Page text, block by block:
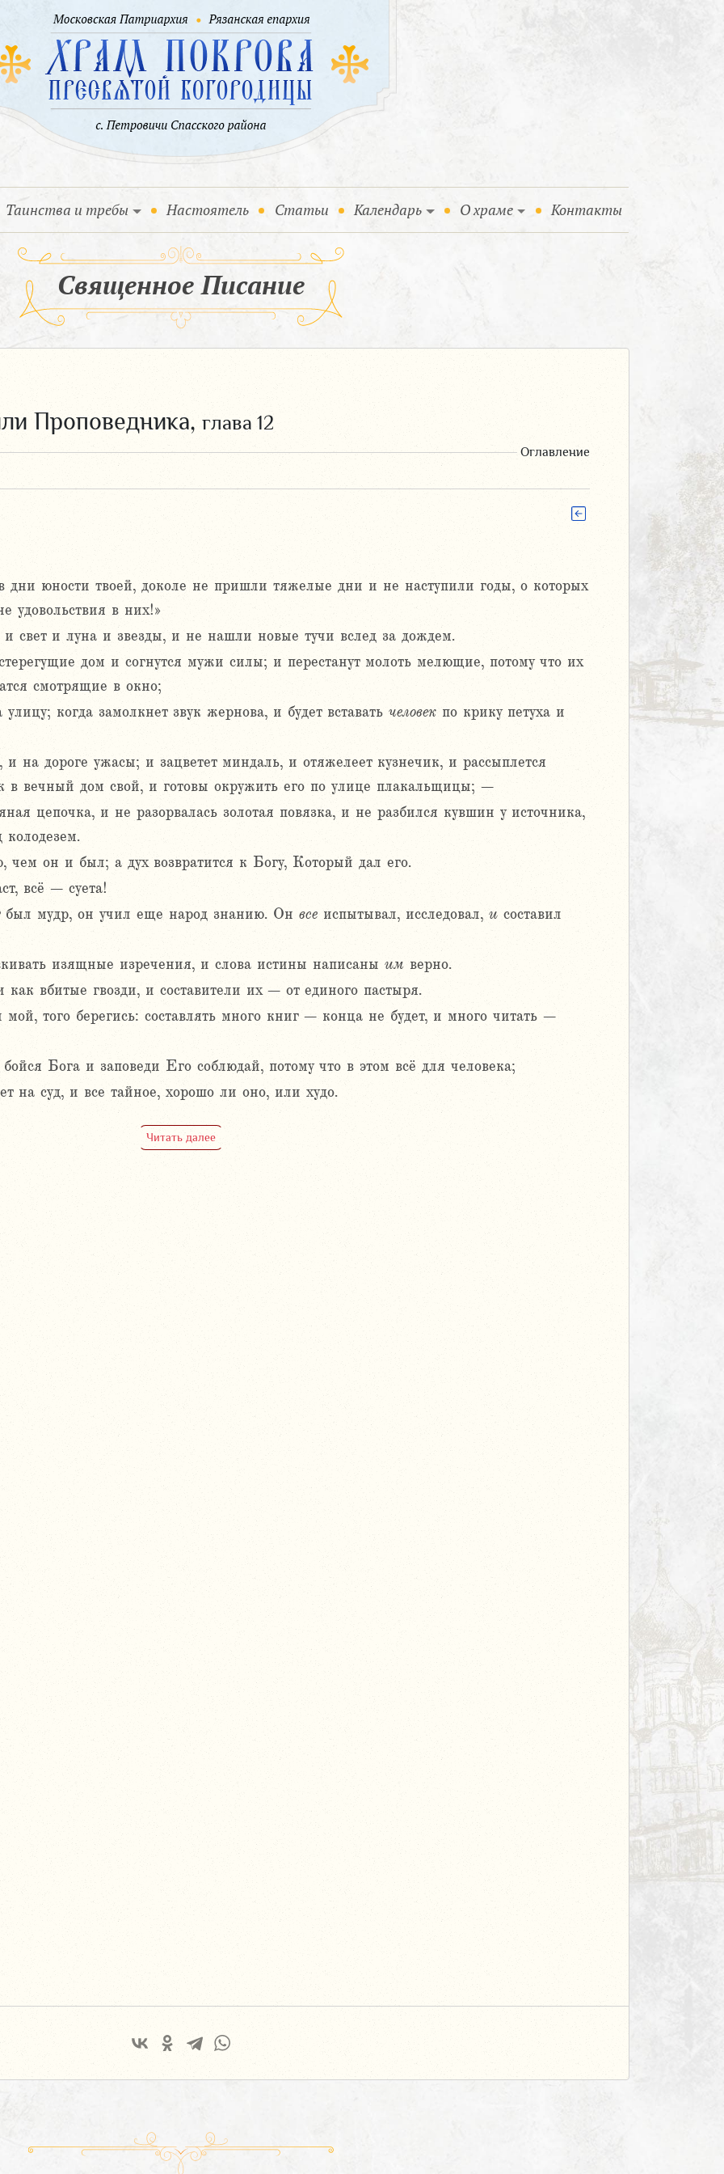
Таинства и требы Настоятель Статьи Календарь О храме Контакты
Священное Писание
Проповедника, глава 12
Оглавление
дни юности твоей, доколе не пришли тяжелые дни и не наступили годы, о которых
удовольствия в них!»
свет и луна и звезды, и не нашли новые тучи вслед за дождем.
дом и согнутся мужи силы; и перестанут молоть мелющие, потому что их
смотрящие в окно;
когда замолкнет звук жернова, и будет вставать человек по крику петуха и
на дороге ужасы; и зацветет миндаль, и отяжелеет кузнечик, и рассыплется
в вечный дом свой, и готовы окружить его по улице плакальщицы; –
цепочка, и не разорвалась золотая повязка, и не разбился кувшин у источника,
колодезем.
чем он и был; а дух возвратится к Богу, Который дал его.
всё – суета!
был мудр, он учил еще народ знанию. Он все испытывал, исследовал, и составил
изящные изречения, и слова истины написаны им верно.
вбитые гвозди, и составители их – от единого пастыря.
мой, того берегись: составлять много книг – конца не будет, и много читать –
Бога и заповеди Его соблюдай, потому что в этом всё для человека;
на суд, и все тайное, хорошо ли оно, или худо.
Читать далее